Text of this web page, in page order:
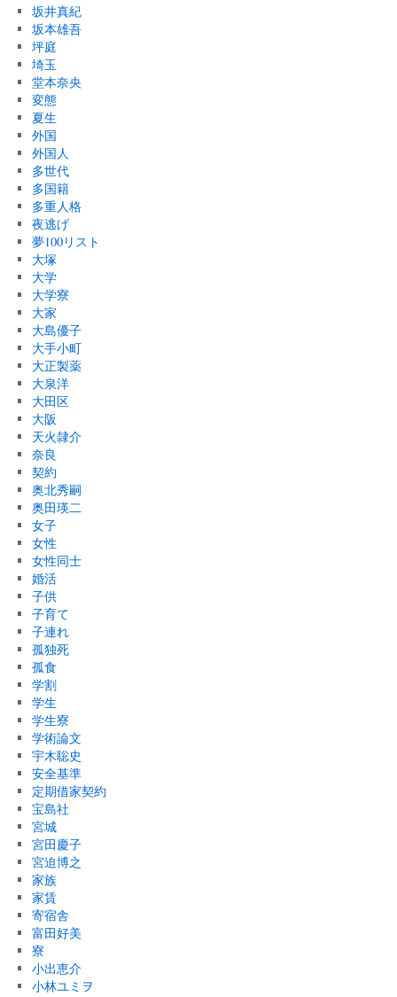
坂井真紀
坂本雄吾
坪庭
埼玉
堂本奈央
変態
夏生
外国
外国人
多世代
多国籍
多重人格
夜逃げ
夢100リスト
大塚
大学
大学寮
大家
大島優子
大手小町
大正製薬
大泉洋
大田区
大阪
天火隷介
奈良
契約
奥北秀嗣
奥田瑛二
女子
女性
女性同士
婚活
子供
子育て
子連れ
孤独死
孤食
学割
学生
学生寮
学術論文
宇木聡史
安全基準
定期借家契約
宝島社
宮城
宮田慶子
宮迫博之
家族
家賃
寄宿舎
富田好美
寮
小出恵介
小林ユミヲ